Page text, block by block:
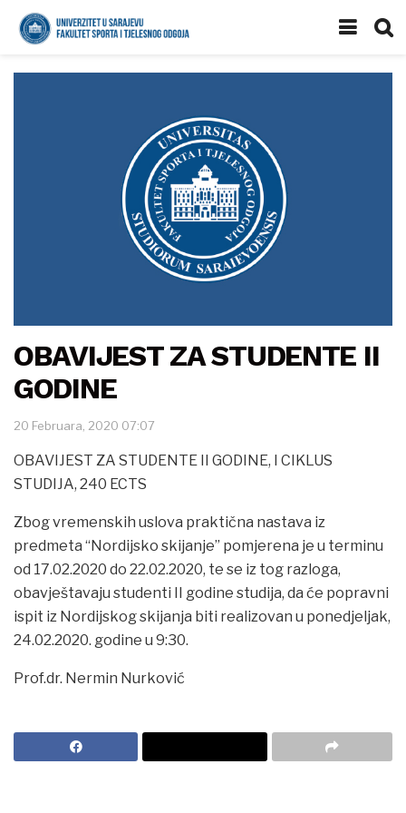
OBAVIJEST ZA STUDENTE II
GODINE
20 Februara, 2020 07:07
OBAVIJEST ZA STUDENTE II GODINE, I CIKLUS
STUDIJA, 240 ECTS
Zbog vremenskih uslova praktična nastava iz
predmeta “Nordijsko skijanje” pomjerena je u terminu
od 17.02.2020 do 22.02.2020, te se iz tog razloga,
obavještavaju studenti II godine studija, da će popravni
ispit iz Nordijskog skijanja biti realizovan u ponedjeljak,
24.02.2020. godine u 9:30.
Prof.dr. Nermin Nurković